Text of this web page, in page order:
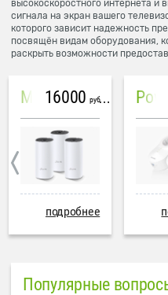
высокоскоростного интернета и
сигнала на экран вашего
которого зависит надежность
посвящён видам оборудования,
раскрыть возможности
Mesh система TP-Link Deco M4 (3 устройства)
16000 руб
подробнее
Популярные